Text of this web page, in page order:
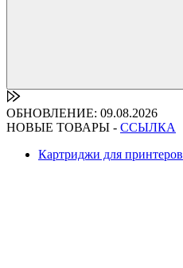
ОБНОВЛЕНИЕ: 09.08.2026
НОВЫЕ ТОВАРЫ - ССЫЛКА
Картриджи для принтеров